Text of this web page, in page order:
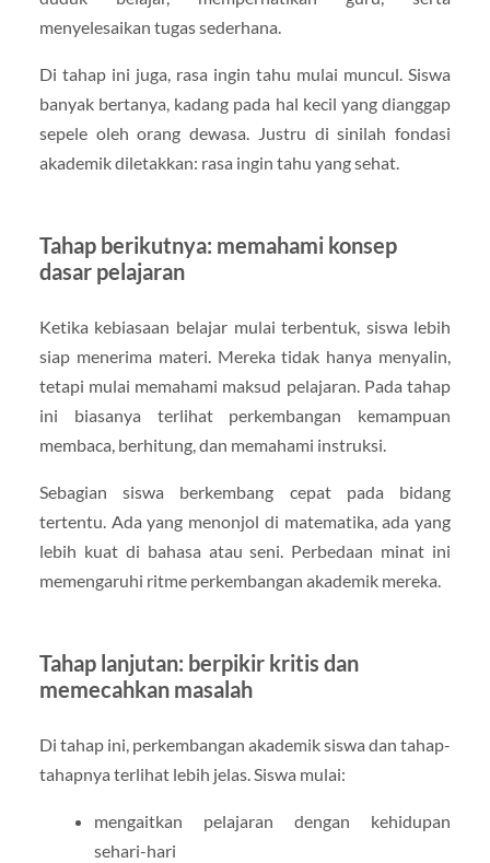
menyelesaikan tugas sederhana.
Di tahap ini juga, rasa ingin tahu mulai muncul. Siswa
banyak bertanya, kadang pada hal kecil yang dianggap
sepele oleh orang dewasa. Justru di sinilah fondasi
akademik diletakkan: rasa ingin tahu yang sehat.
Tahap berikutnya: memahami konsep
dasar pelajaran
Ketika kebiasaan belajar mulai terbentuk, siswa lebih
siap menerima materi. Mereka tidak hanya menyalin,
tetapi mulai memahami maksud pelajaran. Pada tahap
ini biasanya terlihat perkembangan kemampuan
membaca, berhitung, dan memahami instruksi.
Sebagian siswa berkembang cepat pada bidang
tertentu. Ada yang menonjol di matematika, ada yang
lebih kuat di bahasa atau seni. Perbedaan minat ini
memengaruhi ritme perkembangan akademik mereka.
Tahap lanjutan: berpikir kritis dan
memecahkan masalah
Di tahap ini, perkembangan akademik siswa dan tahap-
tahapnya terlihat lebih jelas. Siswa mulai:
mengaitkan pelajaran dengan kehidupan
sehari-hari